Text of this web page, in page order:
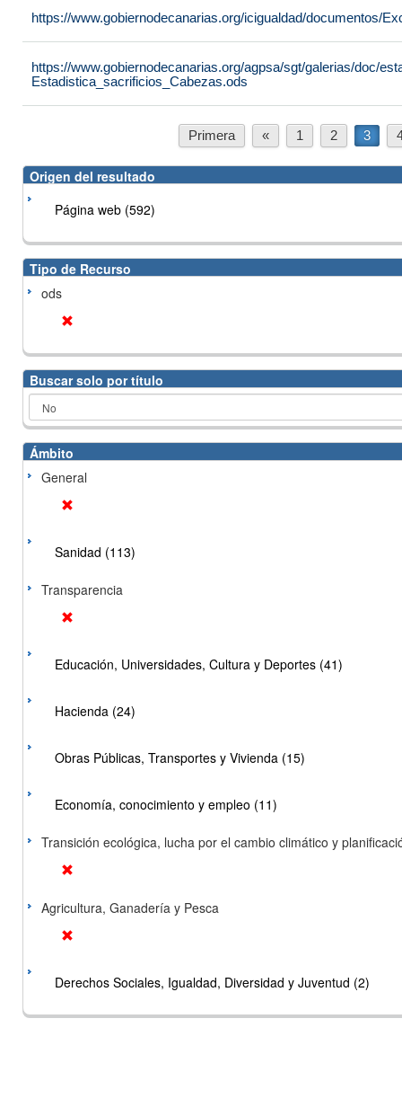
https://www.gobiernodecanarias.org/icigualdad/documentos/
https://www.gobiernodecanarias.org/agpsa/sgt/galerias/doc/
Estadistica_sacrificios_Cabezas.ods
Primera « 1 2 3
Origen del resultado
Página web (592)
Tipo de Recurso
ods
Buscar solo por título
Ámbito
General
Sanidad (113)
Transparencia
Educación, Universidades, Cultura y Deportes (41)
Hacienda (24)
Obras Públicas, Transportes y Vivienda (15)
Economía, conocimiento y empleo (11)
Transición ecológica, lucha por el cambio climático y
Agricultura, Ganadería y Pesca
Derechos Sociales, Igualdad, Diversidad y Juventud (2)